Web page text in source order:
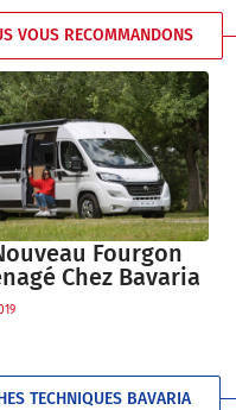
VOUS RECOMMANDONS
Fourgon
Chez Bavaria
TECHNIQUES BAVARIA